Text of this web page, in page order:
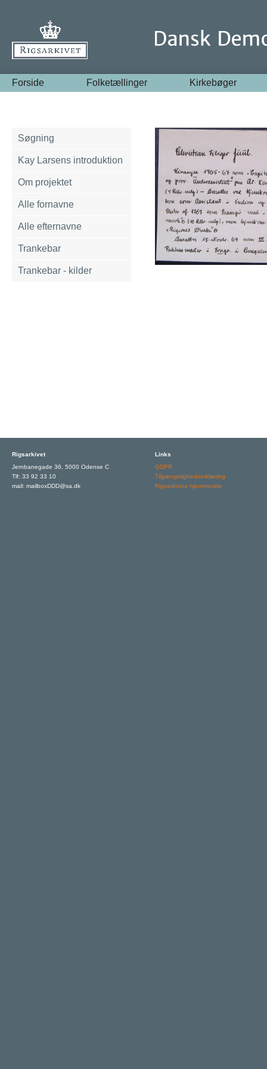
Forside Folketællinger Kirkebøger
Søgning
Kay Larsens introduktion
Om projektet
Alle fornavne
Alle efternavne
Trankebar
Trankebar - kilder
Rigsarkivet
Jernbanegade 36, 5000 Odense C
Tlf: 33 92 33 10
mail: mailboxDDD@sa.dk
Links
GDPR
Tilgængelighedserklæring
Rigsarkivets hjemmeside